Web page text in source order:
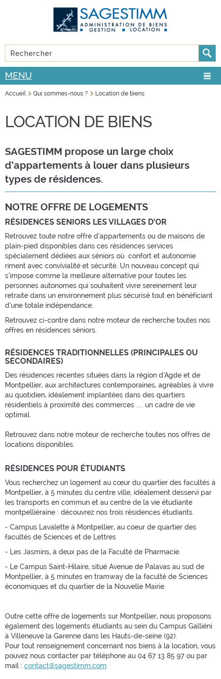
FORMULAIRE DE RECHERCHE
Rechercher
MENU
Accueil Qui sommes-nous ? Location de biens
LOCATION DE BIENS
SAGESTIMM propose un large choix
d’appartements à louer dans plusieurs
types de résidences.
NOTRE OFFRE DE LOGEMENTS
RÉSIDENCES SENIORS LES VILLAGES D’OR
Retrouvez toute notre offre d’appartements ou de maisons de
plain-pied disponibles dans ces résidences services
spécialement dédiées aux séniors où confort et autonomie
riment avec convivialité et sécurité. Un nouveau concept qui
s’impose comme la meilleure alternative pour toutes les
personnes autonomes qui souhaitent vivre sereinement leur
retraite dans un environnement plus sécurisé tout en bénéficiant
d’une totale indépendance.
Retrouvez ci-contre dans notre moteur de recherche toutes nos
offres en résidences séniors.
RÉSIDENCES TRADITIONNELLES (PRINCIPALES OU
SECONDAIRES)
Des résidences récentes situées dans la région d’Agde et de
Montpellier, aux architectures contemporaines, agréables à vivre
au quotidien, idéalement implantées dans des quartiers
résidentiels à proximité des commerces … un cadre de vie
optimal.
Retrouvez dans notre moteur de recherche toutes nos offres de
locations disponibles.
RÉSIDENCES POUR ÉTUDIANTS
Vous recherchez un logement au cœur du quartier des facultés à
Montpellier, à 5 minutes du centre ville, idéalement desservi par
les transports en commun et au centre de la vie étudiante
montpelliéraine : découvrez nos trois résidences étudiants.
- Campus Lavalette à Montpellier, au coeur de quartier des
facultés de Sciences et de Lettres
- Les Jasmins, à deux pas de la Faculté de Pharmacie.
- Le Campus Saint-Hilaire, situé Avenue de Palavas au sud de
Montpellier, à 5 minutes en tramway de la faculté de Sciences
économiques et du quartier de la Nouvelle Mairie.
Outre cette offre de logements sur Montpellier, nous proposons
également des logements étudiants au sein du Campus Galliéni
à Villeneuve la Garenne dans les Hauts-de-seine (92).
Pour tout renseignement concernant nos biens à la location, vous
pouvez nous contacter par téléphone au 04 67 13 85 97 ou par
mail : contact@sagestimm.com